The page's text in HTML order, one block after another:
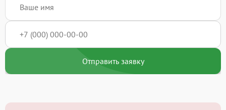
Отправить заявку